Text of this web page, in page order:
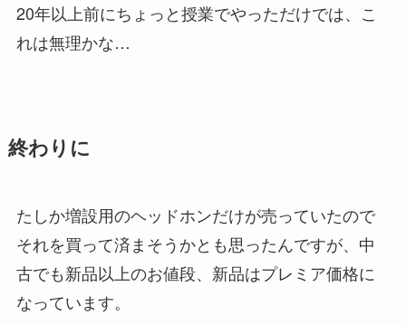
20年以上前にちょっと授業でやっただけでは、こ
れは無理かな…
終わりに
たしか増設用のヘッドホンだけが売っていたので
それを買って済まそうかとも思ったんですが、中
古でも新品以上のお値段、新品はプレミア価格に
なっています。